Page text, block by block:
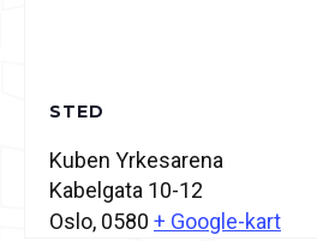
STED
Kuben Yrkesarena
Kabelgata 10-12
Oslo, 0580 + Google-kart